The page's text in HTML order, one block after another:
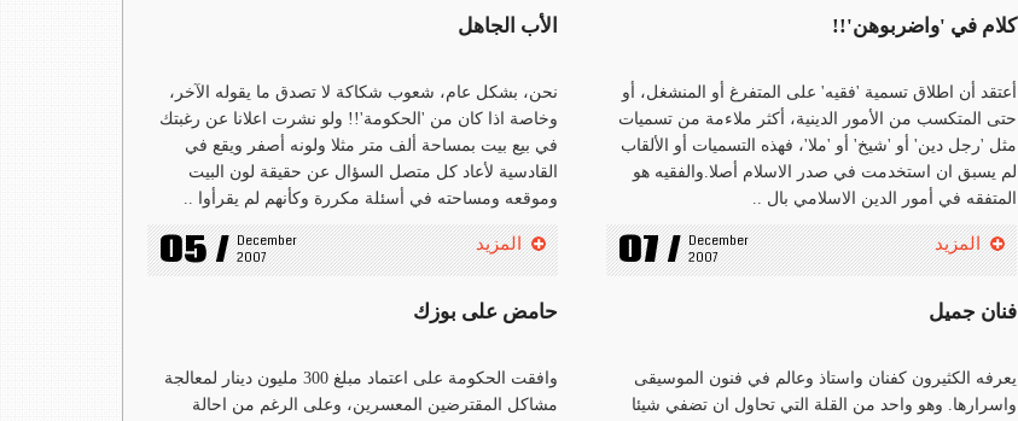
الأب الجاهل
نحن، بشكل عام، شعوب شكاكة لا تصدق ما يقوله الآخر،
وخاصة اذا كان من 'الحكومة'!! ولو نشرت اعلانا عن رغبتك
في بيع بيت بمساحة ألف متر مثلا ولونه أصفر ويقع في
القادسية لأعاد كل متصل السؤال عن حقيقة لون البيت
وموقعه ومساحته في أسئلة مكررة وكأنهم لم يقرأوا ..
05 / December
2007
المزيد
كلام في 'واضربوهن'!!
أعتقد أن اطلاق تسمية 'فقيه' على المتفرغ أو المنشغل، أو
حتى المتكسب من الأمور الدينية، أكثر ملاءمة من تسميات
مثل 'رجل دين' أو 'شيخ' أو 'ملا'، فهذه التسميات أو الألقاب
لم يسبق ان استخدمت في صدر الاسلام أصلا.والفقيه هو
المتفقه في أمور الدين الاسلامي بال ..
07 / December
2007
المزيد
حامض على بوزك
وافقت الحكومة على اعتماد مبلغ 300 مليون دينار لمعالجة
مشاكل المقترضين المعسرين، وعلى الرغم من احالة
فنان جميل
يعرفه الكثيرون كفنان واستاذ وعالم في فنون الموسيقى
واسرارها. وهو واحد من القلة التي تحاول ان تضفي شيئا